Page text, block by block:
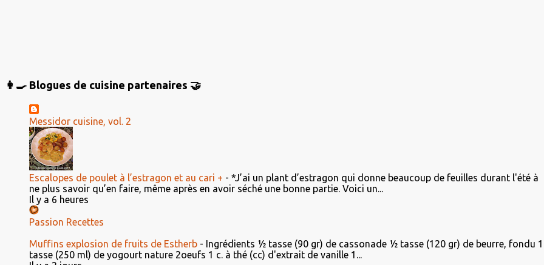
👩‍🍳 Blogues de cuisine partenaires 🤝
Messidor cuisine, vol. 2
Escalopes de poulet à l’estragon et au cari + - *J’ai un plant d’estragon qui donne beaucoup de feuilles durant l'été à
ne plus savoir qu’en faire, même après en avoir séché une bonne partie. Voici un...
Il y a 6 heures
Passion Recettes
Muffins explosion de fruits de Estherb - Ingrédients ½ tasse (90 gr) de cassonade ½ tasse (120 gr) de beurre, fondu 1
tasse (250 ml) de yogourt nature 2oeufs 1 c. à thé (cc) d'extrait de vanille 1...